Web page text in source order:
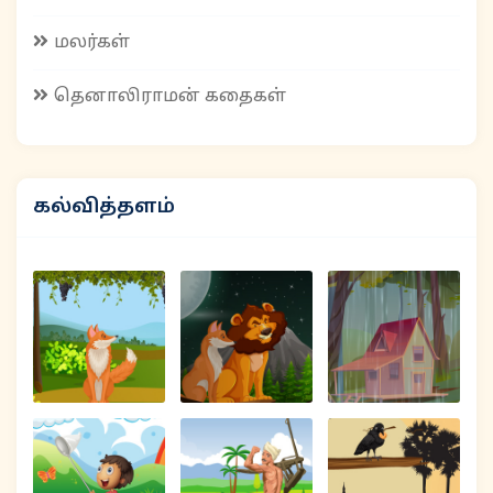
மலர்கள்
தெனாலிராமன் கதைகள்
கல்வித்தளம்